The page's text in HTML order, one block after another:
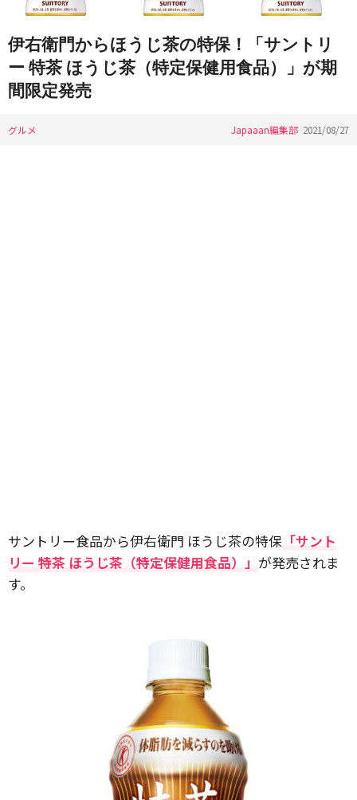
伊右衛門からほうじ茶の特保！「サントリ
ー 特茶 ほうじ茶（特定保健用食品）」が期
間限定発売
グルメ Japaaan編集部 2021/08/27
サントリー食品から伊右衛門 ほうじ茶の特保 「サント
リー 特茶 ほうじ茶（特定保健用食品）」 が発売されま
す。